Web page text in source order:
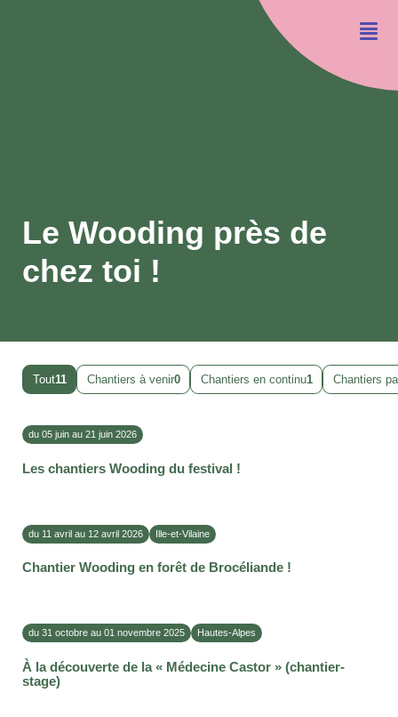
Le Wooding près de
chez toi !
Tout11 Chantiers à venir0 Chantiers en continu1 Chantiers
du 05 juin au 21 juin 2026
Les chantiers Wooding du festival !
du 11 avril au 12 avril 2026 Ille-et-Vilaine
Chantier Wooding en forêt de Brocéliande !
du 31 octobre au 01 novembre 2025 Hautes-Alpes
À la découverte de la « Médecine Castor » (chantier-
stage)